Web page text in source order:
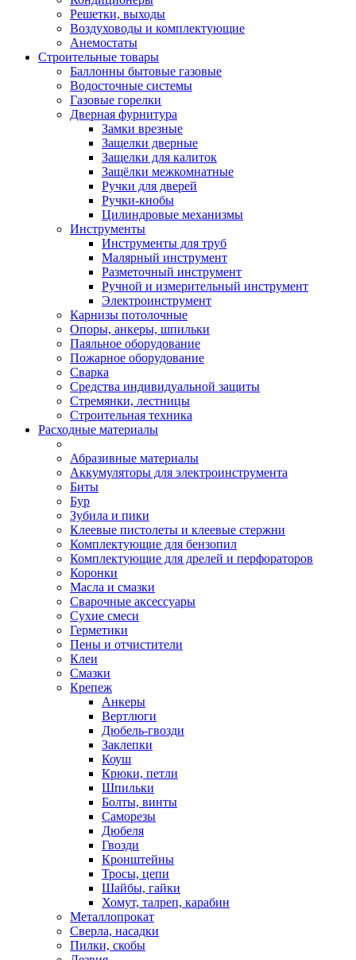
Решетки, выходы
Воздуховоды и комплектующие
Анемостаты
Строительные товары
Баллонны бытовые газовые
Водосточные системы
Газовые горелки
Дверная фурнитура
Замки врезные
Защелки дверные
Защелки для калиток
Защёлки межкомнатные
Ручки для дверей
Ручки-кнобы
Цилиндровые механизмы
Инструменты
Инструменты для труб
Малярный инструмент
Разметочный инструмент
Ручной и измерительный инструмент
Электроинструмент
Карнизы потолочные
Опоры, анкеры, шпильки
Паяльное оборудование
Пожарное оборудование
Сварка
Средства индивидуальной защиты
Стремянки, лестницы
Строительная техника
Расходные материалы
Абразивные материалы
Аккумуляторы для электроинструмента
Биты
Бур
Зубила и пики
Клеевые пистолеты и клеевые стержни
Комплектующие для бензопил
Комплектующие для дрелей и перфораторов
Коронки
Масла и смазки
Сварочные аксессуары
Сухие смеси
Герметики
Пены и отчистители
Клеи
Смазки
Крепеж
Анкеры
Вертлюги
Дюбель-гвозди
Заклепки
Коуш
Крюки, петли
Шпильки
Болты, винты
Саморезы
Дюбеля
Гвозди
Кронштейны
Тросы, цепи
Шайбы, гайки
Хомут, талреп, карабин
Металлопрокат
Сверла, насадки
Пилки, скобы